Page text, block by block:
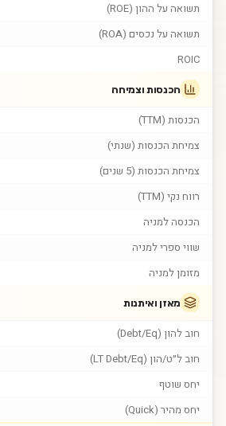
תשואה על ההון (ROE)
תשואה על נכסים (ROA)
ROIC
הכנסות וצמיחה
הכנסות (TTM)
צמיחת הכנסות (שנתי)
צמיחת הכנסות (5 שנים)
רווח נקי (TTM)
הכנסה למניה
שווי ספרי למניה
מזומן למניה
מאזן ואיתנות
חוב להון (Debt/Eq)
חוב ל״ט/הון (LT Debt/Eq)
יחס שוטף
יחס מהיר (Quick)